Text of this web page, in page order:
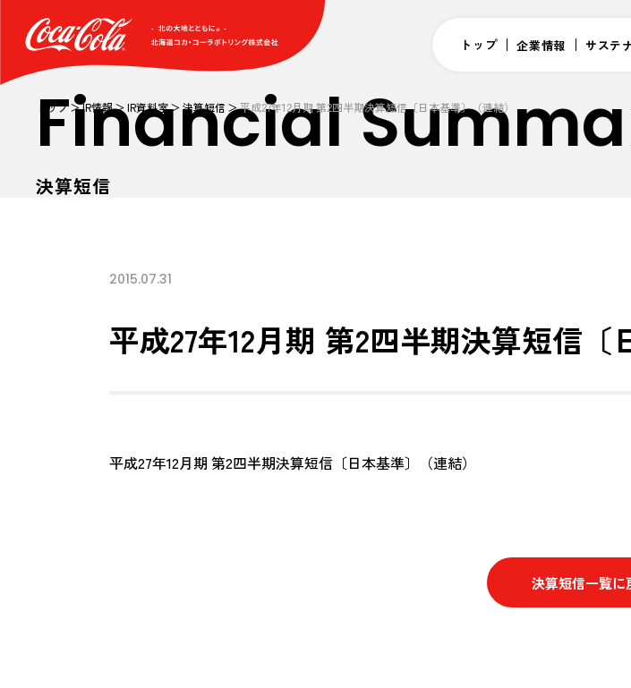
トップ 企業情報 サステ
トップ IR情報 IR資料室 決算短信 平成27年12月期 第2四半期決算短信〔日本基準〕（連結）
Financial
決算短信
2015.07.31
平成27年12月期 第2四半期決算短信〔
平成27年12月期 第2四半期決算短信〔日本基準〕（連結）
決算短信一覧に